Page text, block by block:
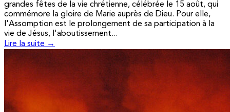
grandes fêtes de la vie chrétienne, célébrée le 15 août, qui
commémore la gloire de Marie auprès de Dieu. Pour elle,
l'Assomption est le prolongement de sa participation à la
vie de Jésus, l'aboutissement...
Lire la suite →